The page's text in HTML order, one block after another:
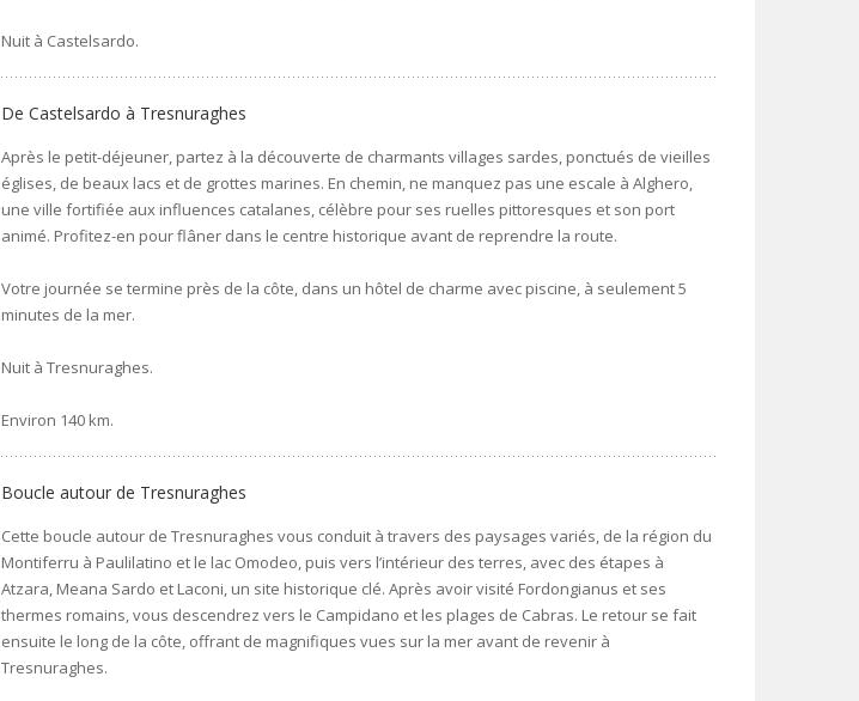
Nuit à Castelsardo.
De Castelsardo à Tresnuraghes
Après le petit-déjeuner, partez à la découverte de charmants villages sardes, ponctués de vieilles
églises, de beaux lacs et de grottes marines. En chemin, ne manquez pas une escale à Alghero,
une ville fortifiée aux influences catalanes, célèbre pour ses ruelles pittoresques et son port
animé. Profitez-en pour flâner dans le centre historique avant de reprendre la route.
Votre journée se termine près de la côte, dans un hôtel de charme avec piscine, à seulement 5
minutes de la mer.
Nuit à Tresnuraghes.
Environ 140 km.
Boucle autour de Tresnuraghes
Cette boucle autour de Tresnuraghes vous conduit à travers des paysages variés, de la région du
Montiferru à Paulilatino et le lac Omodeo, puis vers l’intérieur des terres, avec des étapes à
Atzara, Meana Sardo et Laconi, un site historique clé. Après avoir visité Fordongianus et ses
thermes romains, vous descendrez vers le Campidano et les plages de Cabras. Le retour se fait
ensuite le long de la côte, offrant de magnifiques vues sur la mer avant de revenir à
Tresnuraghes.